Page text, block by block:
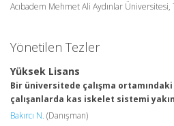
Acıbadem Mehmet Ali Aydınlar Üniversitesi,
Yönetilen Tezler
Yüksek Lisans
Bir üniversitede çalışma
çalışanlarda kas iskelet sistemi
Bakırcı N. (Danışman)